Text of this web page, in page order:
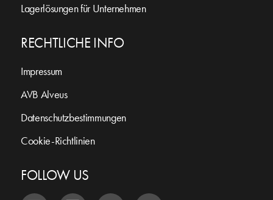
Lagerlösungen für Unternehmen
RECHTLICHE INFO
Impressum
AVB Alveus
Datenschutzbestimmungen
Cookie-Richtlinien
FOLLOW US